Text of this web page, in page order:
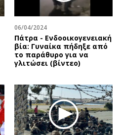
06/04/2024
Πάτρα - Ενδοοικογενειακή
βία: Γυναίκα πήδηξε από
το παράθυρο για να
γλιτώσει (βίντεο)